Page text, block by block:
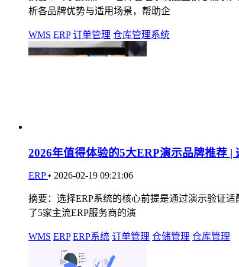
析各品牌优势与适用场景，帮助企
WMS ERP 订单管理 仓库管理系统
2026年值得体验的5大ERP演示品牌推荐 |
ERP • 2026-02-19 09:21:06
摘要：选择ERP系统的核心前提是通过演示验证
了5家主流ERP服务商的演
WMS ERP ERP系统 订单管理 仓储管理 仓库管理